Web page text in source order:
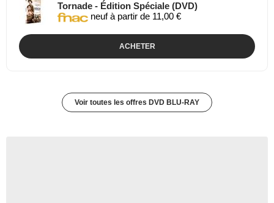
Tornade - Édition Spéciale (DVD)
neuf à partir de 11,00 €
ACHETER
Voir toutes les offres DVD BLU-RAY